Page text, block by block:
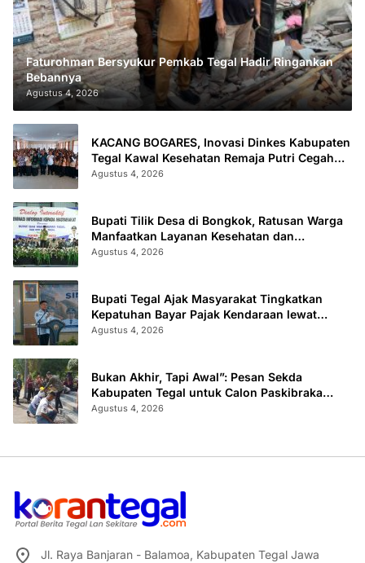
Faturohman Bersyukur Pemkab Tegal Hadir Ringankan
Bebannya
Agustus 4, 2026
KACANG BOGARES, Inovasi Dinkes Kabupaten
Tegal Kawal Kesehatan Remaja Putri Cegah
Stunting
Agustus 4, 2026
Bupati Tilik Desa di Bongkok, Ratusan Warga
Manfaatkan Layanan Kesehatan dan
Administrasi
Agustus 4, 2026
Bupati Tegal Ajak Masyarakat Tingkatkan
Kepatuhan Bayar Pajak Kendaraan lewat
“TULUS NGOPENI”
Agustus 4, 2026
Bukan Akhir, Tapi Awal”: Pesan Sekda
Kabupaten Tegal untuk Calon Paskibraka
2026
Agustus 4, 2026
Jl. Raya Banjaran - Balamoa, Kabupaten Tegal Jawa